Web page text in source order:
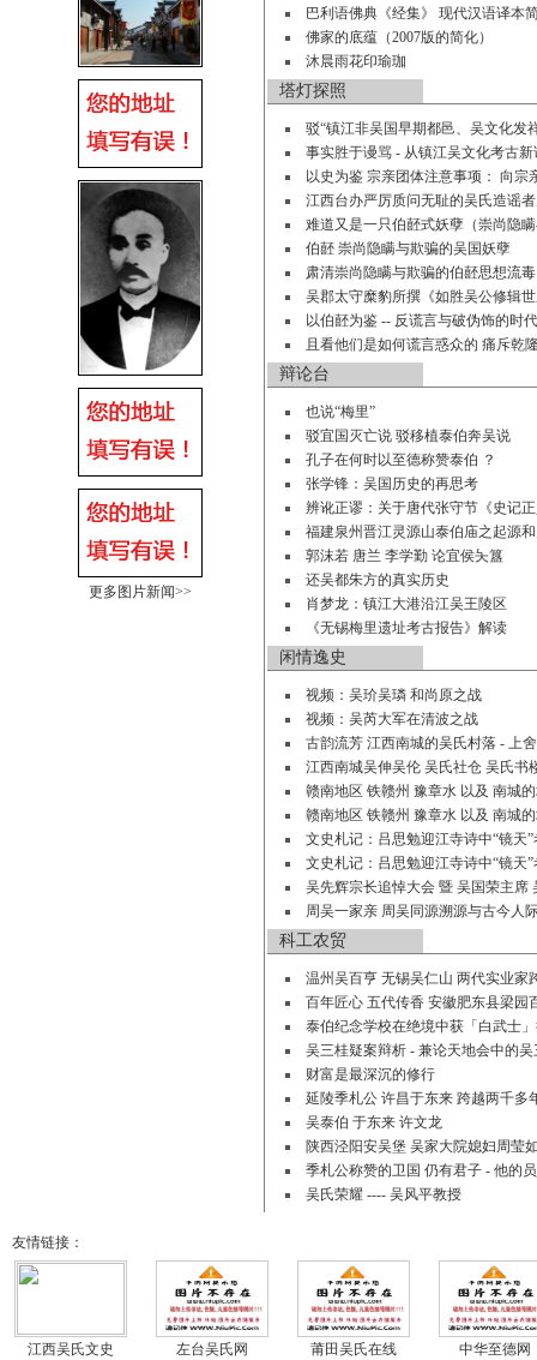
更多图片新闻>>
巴利语佛典《经集》 现代汉语译本
佛家的底蕴（2007版的简化）
沐晨雨花印瑜珈
塔灯探照
驳“镇江非吴国早期都邑、吴文化发
事实胜于谩骂 - 从镇江吴文化考古
以史为鉴 宗亲团体注意事项： 向宗
江西台办严厉质问无耻的吴氏造谣
难道又是一只伯噽式妖孽（崇尚隐
伯噽 崇尚隐瞒与欺骗的吴国妖孽
肃清崇尚隐瞒与欺骗的伯噽思想流
吴郡太守糜豹所撰《如胜吴公修辑
以伯噽为鉴 -- 反谎言与破伪饰的时
且看他们是如何谎言惑众的 痛斥乾
辩论台
也说“梅里”
驳宜国灭亡说 驳移植泰伯奔吴说
孔子在何时以至德称赞泰伯 ？
张学锋：吴国历史的再思考
辨讹正谬：关于唐代张守节《史记
福建泉州晋江灵源山泰伯庙之起源
郭沫若 唐兰 李学勤 论宜侯夨簋
还吴都朱方的真实历史
肖梦龙：镇江大港沿江吴王陵区
《无锡梅里遗址考古报告》解读
闲情逸史
视频：吴玠吴璘 和尚原之战
视频：吴芮大军在清波之战
古韵流芳 江西南城的吴氏村落 - 上
江西南城吴伸吴伦 吴氏社仓 吴氏书
赣南地区 铁赣州 豫章水 以及 南城
赣南地区 铁赣州 豫章水 以及 南城
文史札记：吕思勉迎江寺诗中“镜天”
文史札记：吕思勉迎江寺诗中“镜天”
吴先辉宗长追悼大会 暨 吴国荣主席
周吴一家亲 周吴同源溯源与古今人
科工农贸
温州吴百亨 无锡吴仁山 两代实业家
百年匠心 五代传香 安徽肥东县梁园
泰伯纪念学校在绝境中获「白武士
吴三桂疑案辩析 - 兼论天地会中的
财富是最深沉的修行
延陵季札公 许昌于东来 跨越两千多
吴泰伯 于东来 许文龙
陕西泾阳安吴堡 吴家大院媳妇周莹
季札公称赞的卫国 仍有君子 - 他的
吴氏荣耀 ---- 吴风平教授
友情链接：
江西吴氏文史 左台吴氏网 莆田吴氏在线 中华至德网